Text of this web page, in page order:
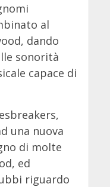
al
dando
sonorità
capace di
una nuova
di molte
ed
riguardo